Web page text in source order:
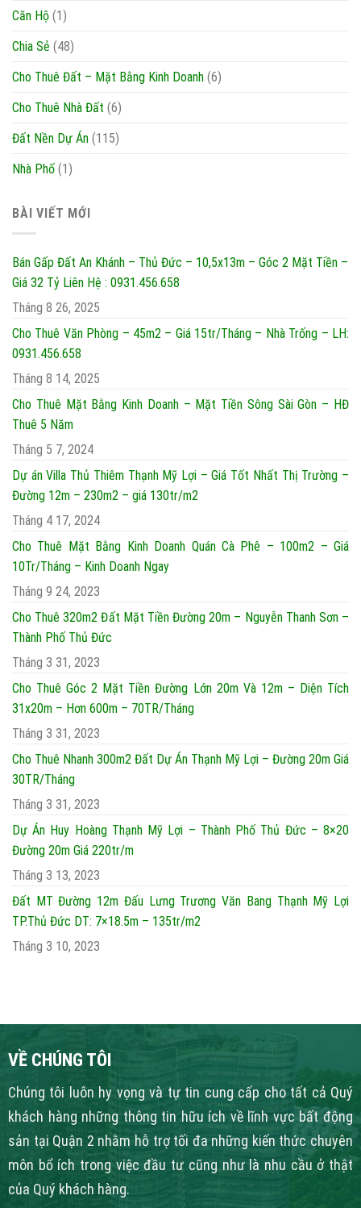
Căn Hộ (1)
Chia Sẻ (48)
Cho Thuê Đất – Mặt Bằng Kinh Doanh (6)
Cho Thuê Nhà Đất (6)
Đất Nền Dự Án (115)
Nhà Phố (1)
BÀI VIẾT MỚI
Bán Gấp Đất An Khánh – Thủ Đức – 10,5x13m – Góc 2 Mặt Tiền –
Giá 32 Tỷ Liên Hệ : 0931.456.658
Tháng 8 26, 2025
Cho Thuê Văn Phòng – 45m2 – Giá 15tr/Tháng – Nhà Trống – LH:
0931.456.658
Tháng 8 14, 2025
Cho Thuê Mặt Bằng Kinh Doanh – Mặt Tiền Sông Sài Gòn – HĐ
Thuê 5 Năm
Tháng 5 7, 2024
Dự án Villa Thủ Thiêm Thạnh Mỹ Lợi – Giá Tốt Nhất Thị Trường –
Đường 12m – 230m2 – giá 130tr/m2
Tháng 4 17, 2024
Cho Thuê Mặt Bằng Kinh Doanh Quán Cà Phê – 100m2 – Giá
10Tr/Tháng – Kinh Doanh Ngay
Tháng 9 24, 2023
Cho Thuê 320m2 Đất Mặt Tiền Đường 20m – Nguyễn Thanh Sơn –
Thành Phố Thủ Đức
Tháng 3 31, 2023
Cho Thuê Góc 2 Mặt Tiền Đường Lớn 20m Và 12m – Diện Tích
31x20m – Hơn 600m – 70TR/Tháng
Tháng 3 31, 2023
Cho Thuê Nhanh 300m2 Đất Dự Án Thạnh Mỹ Lợi – Đường 20m Giá
30TR/Tháng
Tháng 3 31, 2023
Dự Án Huy Hoàng Thạnh Mỹ Lợi – Thành Phố Thủ Đức – 8×20
Đường 20m Giá 220tr/m
Tháng 3 13, 2023
Đất MT Đường 12m Đấu Lưng Trương Văn Bang Thạnh Mỹ Lợi
TP.Thủ Đức DT: 7×18.5m – 135tr/m2
Tháng 3 10, 2023
VỀ CHÚNG TÔI
Chúng tôi luôn hy vọng và tự tin cung cấp cho tất cả Quý
khách hàng những thông tin hữu ích về lĩnh vực bất động
sản tại Quận 2 nhằm hỗ trợ tối đa những kiến thức chuyên
môn bổ ích trong việc đầu tư cũng như là nhu cầu ở thật
của Quý khách hàng.